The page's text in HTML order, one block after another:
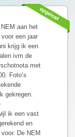
aan het
een jaar
krijg ik een
ivm de
met
Foto’s
gekregen.
ik een vast
en
De NEM